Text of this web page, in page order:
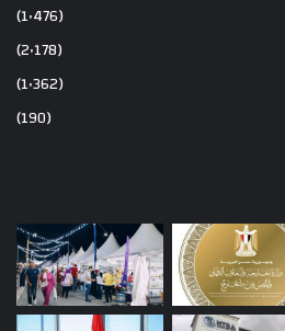
(1٬476)
(2٬178)
(1٬362)
(190)